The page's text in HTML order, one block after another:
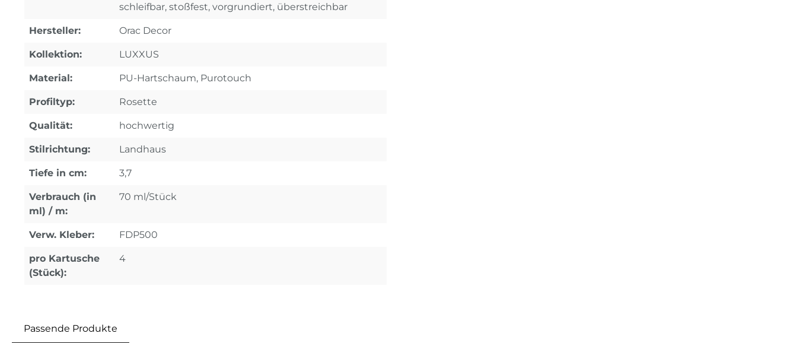
schleifbar, stoßfest, vorgrundiert, überstreichbar
Hersteller: Orac Decor
Kollektion: LUXXUS
Material: PU-Hartschaum, Purotouch
Profiltyp: Rosette
Qualität: hochwertig
Stilrichtung: Landhaus
Tiefe in cm: 3,7
Verbrauch (in
ml) / m:
70 ml/Stück
Verw. Kleber: FDP500
pro Kartusche
(Stück):
4
Passende Produkte